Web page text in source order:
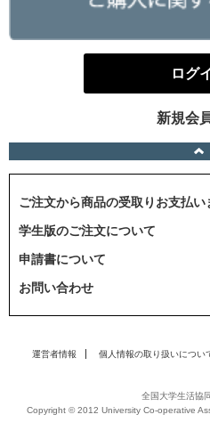
ログ
新規会
ご注文から商品の受取りお支払い
学生版のご注文について
申請書について
お問い合わせ
運営者情報 個人情報の取り扱いについ
全国大学生活協
Copyright © 2012 University Co-operative